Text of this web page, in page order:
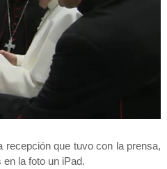
recepción que tuvo con la prensa,
la foto un iPad.